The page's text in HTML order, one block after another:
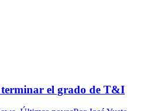
terminar el grado de T&I